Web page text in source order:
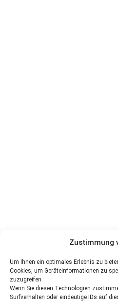
Zustimmung
Um Ihnen ein optimales Erlebnis zu
Cookies, um Geräteinformationen zu
zuzugreifen.
Wenn Sie diesen Technologien
Surfverhalten oder eindeutige IDs auf